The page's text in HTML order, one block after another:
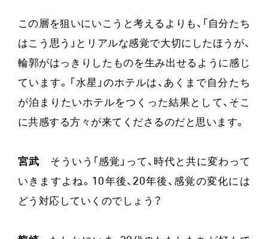
この層を狙いにいこうと考えるよりも、「自分たち
はこう思う」とリアルな感覚で大切にしたほうが、
輪郭がはっきりしたものを生み出せるように感じ
ています。「水星」のホテルは、あくまで自分たち
が泊まりたいホテルをつくった結果として、そこ
に共感する方々が来てくださるのだと思います。
宮武 そういう「感覚」って、時代と共に変わって
いきますよね。10年後、20年後、感覚の変化には
どう対応していくのでしょう？